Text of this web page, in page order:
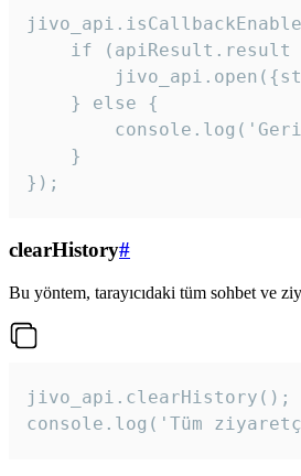
if (apiResult.result
    } else {
    }
});
clearHistory#
Bu yöntem, tarayıcıdaki tüm sohbet ve
jivo_api.clearHistory();
console.log('Tüm